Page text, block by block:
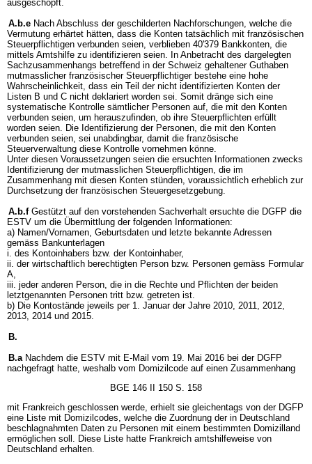
ausgeschöpft.
A.b.e Nach Abschluss der geschilderten Nachforschungen, welche die
Vermutung erhärtet hätten, dass die Konten tatsächlich mit französischen
Steuerpflichtigen verbunden seien, verblieben 40'379 Bankkonten, die
mittels Amtshilfe zu identifizieren seien. In Anbetracht des dargelegten
Sachzusammenhangs betreffend in der Schweiz gehaltener Guthaben
mutmasslicher französischer Steuerpflichtiger bestehe eine hohe
Wahrscheinlichkeit, dass ein Teil der nicht identifizierten Konten der
Listen B und C nicht deklariert worden sei. Somit dränge sich eine
systematische Kontrolle sämtlicher Personen auf, die mit den Konten
verbunden seien, um herauszufinden, ob ihre Steuerpflichten erfüllt
worden seien. Die Identifizierung der Personen, die mit den Konten
verbunden seien, sei unabdingbar, damit die französische
Steuerverwaltung diese Kontrolle vornehmen könne.
Unter diesen Voraussetzungen seien die ersuchten Informationen zwecks
Identifizierung der mutmasslichen Steuerpflichtigen, die im
Zusammenhang mit diesen Konten stünden, voraussichtlich erheblich zur
Durchsetzung der französischen Steuergesetzgebung.
A.b.f Gestützt auf den vorstehenden Sachverhalt ersuchte die DGFP die
ESTV um die Übermittlung der folgenden Informationen:
a) Namen/Vornamen, Geburtsdaten und letzte bekannte Adressen
gemäss Bankunterlagen
i. des Kontoinhabers bzw. der Kontoinhaber,
ii. der wirtschaftlich berechtigten Person bzw. Personen gemäss Formular
A,
iii. jeder anderen Person, die in die Rechte und Pflichten der beiden
letztgenannten Personen tritt bzw. getreten ist.
b) Die Kontostände jeweils per 1. Januar der Jahre 2010, 2011, 2012,
2013, 2014 und 2015.
B.
B.a Nachdem die ESTV mit E-Mail vom 19. Mai 2016 bei der DGFP
nachgefragt hatte, weshalb vom Domizilcode auf einen Zusammenhang
BGE 146 II 150 S. 158
mit Frankreich geschlossen werde, erhielt sie gleichentags von der DGFP
eine Liste mit Domizilcodes, welche die Zuordnung der in Deutschland
beschlagnahmten Daten zu Personen mit einem bestimmten Domizilland
ermöglichen soll. Diese Liste hatte Frankreich amtshilfeweise von
Deutschland erhalten.